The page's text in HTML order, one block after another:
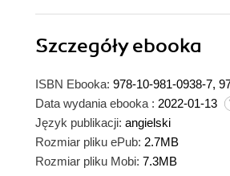
Szczegółyebooka
ISBN Ebooka: 978-10-981-0938-7,
Data wydania ebooka : 2022-01-13
Język publikacji: angielski
Rozmiar pliku ePub: 2.7MB
Rozmiar pliku Mobi: 7.3MB